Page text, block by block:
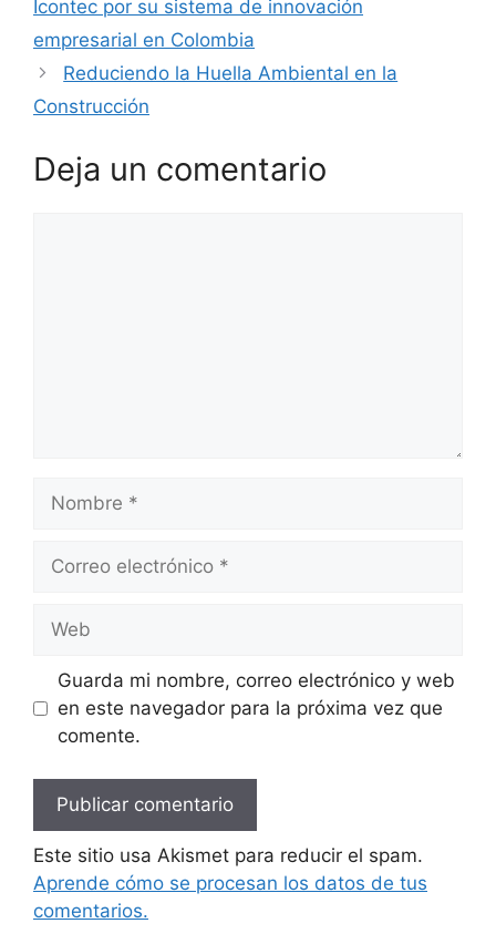
Icontec por su sistema de innovación
empresarial en Colombia
Reduciendo la Huella Ambiental en la
Construcción
Deja un comentario
Nombre
Correo
Web
Guarda mi nombre, correo electrónico y web
en este navegador para la próxima vez que
comente.
Este sitio usa Akismet para reducir el spam.
Aprende cómo se procesan los datos de tus
comentarios.